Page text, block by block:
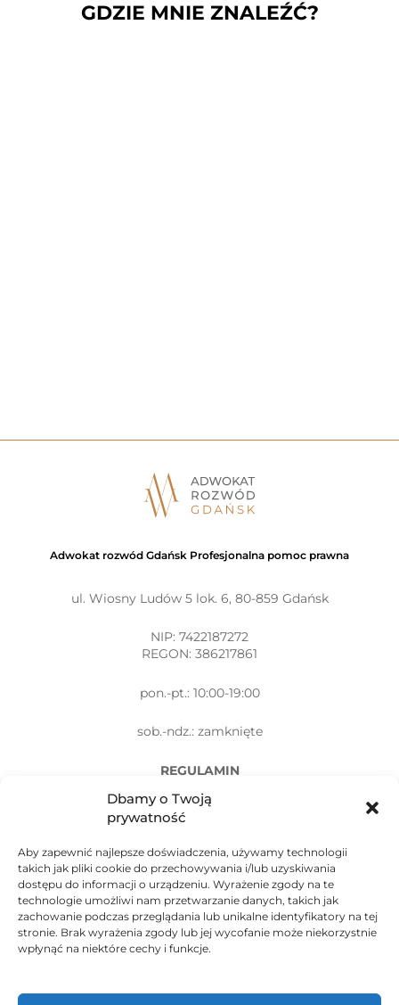
Dbamy o Twoją
prywatność
Aby zapewnić najlepsze doświadczenia, używamy technologii
takich jak pliki cookie do przechowywania i/lub uzyskiwania
dostępu do informacji o urządzeniu. Wyrażenie zgody na te
technologie umożliwi nam przetwarzanie danych, takich jak
zachowanie podczas przeglądania lub unikalne identyfikatory na tej
stronie. Brak wyrażenia zgody lub jej wycofanie może niekorzystnie
wpłynąć na niektóre cechy i funkcje.
GDZIE MNIE ZNALEŹĆ?
Adwokat rozwód Gdańsk Profesjonalna pomoc prawna
ul. Wiosny Ludów 5 lok. 6, 80-859 Gdańsk
NIP: 7422187272
REGON: 386217861
pon.-pt.: 10:00-19:00
sob.-ndz.: zamknięte
REGULAMIN
POLITYKA PRYWATNOŚCI
Tel: +48 733-603-990